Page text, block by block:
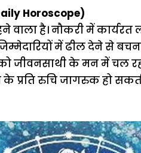
Horoscope)
है। नौकरी में
में ढील देने से
जीवनसाथी के मन में चल
प्रति रुचि जागरुक हो